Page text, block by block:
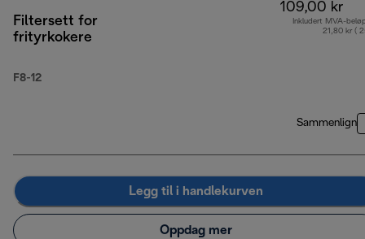
Filtersett for
frityrkokere
F8-12
109,00 kr
Inkludert MVA-
21,80 kr (
Sammenlign
Legg til i handlekurven
Oppdag mer